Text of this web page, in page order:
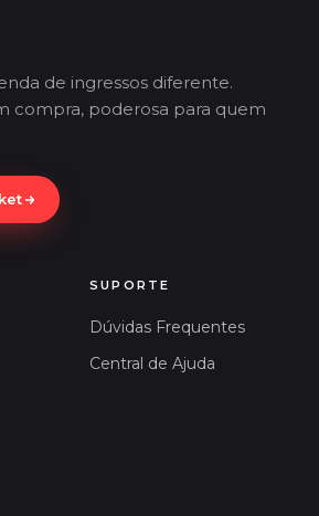
de ingressos diferente.
compra, poderosa para quem
SUPORTE
Dúvidas Frequentes
Central de Ajuda